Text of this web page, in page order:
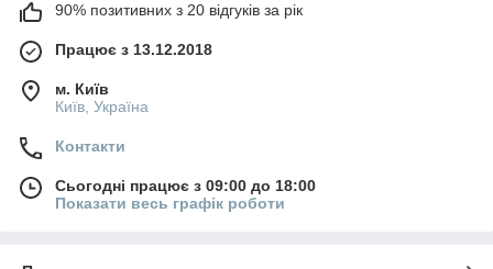
90% позитивних з 20 відгуків за рік
Працює з 13.12.2018
м. Київ
Київ, Україна
Контакти
Сьогодні працює з 09:00 до 18:00
Показати весь графік роботи